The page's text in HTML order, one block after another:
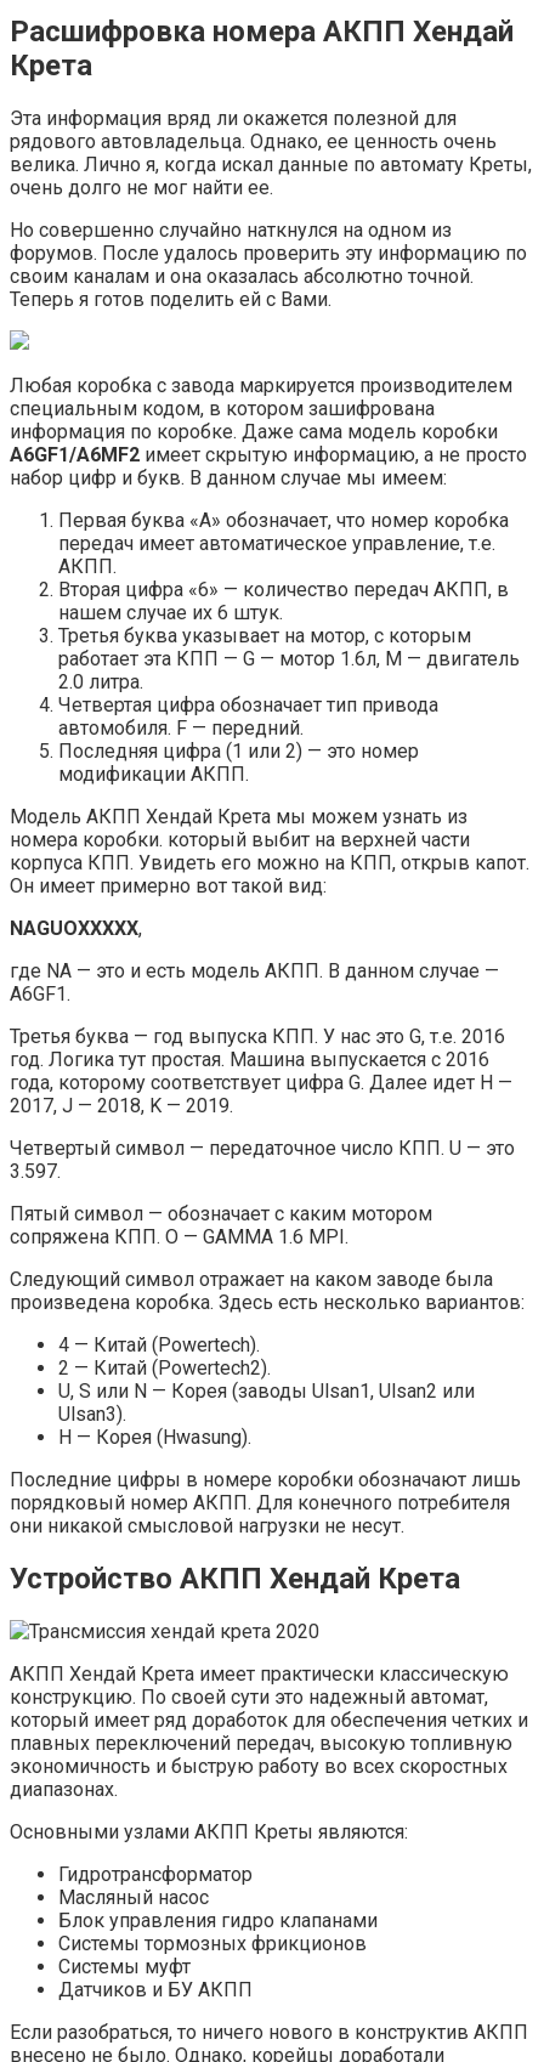
Расшифровка номера АКПП Хендай
Крета
Эта информация вряд ли окажется полезной для
рядового автовладельца. Однако, ее ценность очень
велика. Лично я, когда искал данные по автомату Креты,
очень долго не мог найти ее.
Но совершенно случайно наткнулся на одном из
форумов. После удалось проверить эту информацию по
своим каналам и она оказалась абсолютно точной.
Теперь я готов поделить ей с Вами.
Любая коробка с завода маркируется производителем
специальным кодом, в котором зашифрована
информация по коробке. Даже сама модель коробки
A6GF1/A6MF2 имеет скрытую информацию, а не просто
набор цифр и букв. В данном случае мы имеем:
Первая буква «А» обозначает, что номер коробка
передач имеет автоматическое управление, т.е.
АКПП.
Вторая цифра «6» — количество передач АКПП, в
нашем случае их 6 штук.
Третья буква указывает на мотор, с которым
работает эта КПП — G — мотор 1.6л, M — двигатель
2.0 литра.
Четвертая цифра обозначает тип привода
автомобиля. F — передний.
Последняя цифра (1 или 2) — это номер
модификации АКПП.
Модель АКПП Хендай Крета мы можем узнать из
номера коробки. который выбит на верхней части
корпуса КПП. Увидеть его можно на КПП, открыв капот.
Он имеет примерно вот такой вид:
NAGUOXXXXX,
где NA — это и есть модель АКПП. В данном случае —
A6GF1.
Третья буква — год выпуска КПП. У нас это G, т.е. 2016
год. Логика тут простая. Машина выпускается с 2016
года, которому соответствует цифра G. Далее идет H —
2017, J — 2018, K — 2019.
Четвертый символ — передаточное число КПП. U — это
3.597.
Пятый символ — обозначает с каким мотором
сопряжена КПП. O — GAMMA 1.6 MPI.
Следующий символ отражает на каком заводе была
произведена коробка. Здесь есть несколько вариантов:
4 — Китай (Powertech).
2 — Китай (Powertech2).
U, S или N — Корея (заводы Ulsan1, Ulsan2 или
Ulsan3).
H — Корея (Hwasung).
Последние цифры в номере коробки обозначают лишь
порядковый номер АКПП. Для конечного потребителя
они никакой смысловой нагрузки не несут.
Устройство АКПП Хендай Крета
АКПП Хендай Крета имеет практически классическую
конструкцию. По своей сути это надежный автомат,
который имеет ряд доработок для обеспечения четких и
плавных переключений передач, высокую топливную
экономичность и быструю работу во всех скоростных
диапазонах.
Основными узлами АКПП Креты являются:
Гидротрансформатор
Масляный насос
Блок управления гидро клапанами
Системы тормозных фрикционов
Системы муфт
Датчиков и БУ АКПП
Если разобраться, то ничего нового в конструктив АКПП
внесено не было. Однако, корейцы доработали